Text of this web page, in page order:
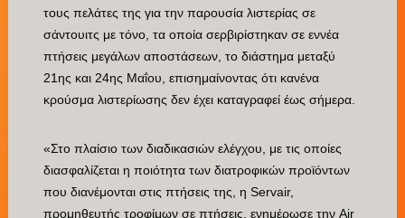
τους πελάτες της για την παρουσία λιστερίας σε
σάντουιτς με τόνο, τα οποία σερβιρίστηκαν σε εννέα
πτήσεις μεγάλων αποστάσεων, το διάστημα μεταξύ
21ης και 24ης Μαΐου, επισημαίνοντας ότι κανένα
κρούσμα λιστερίωσης δεν έχει καταγραφεί έως σήμερα.
«Στο πλαίσιο των διαδικασιών ελέγχου, με τις οποίες
διασφαλίζεται η ποιότητα των διατροφικών προϊόντων
που διανέμονται στις πτήσεις της, η Servair,
προμηθευτής τροφίμων σε πτήσεις, ενημέρωσε την Air